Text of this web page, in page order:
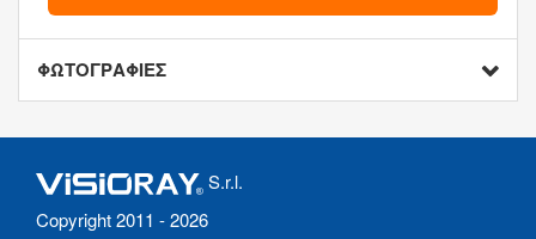
ΦΩΤΟΓΡΑΦΙΕΣ
S.r.l.
Copyright 2011 - 2026